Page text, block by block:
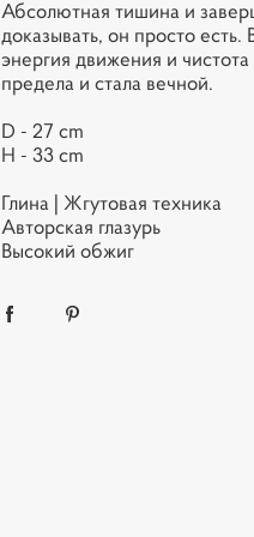
Абсолютная тишина и
доказывать, он просто
энергия движения и
предела и стала вечной.
D - 27 cm
H - 33 cm
Глина | Жгутовая техника
Авторская глазурь
Высокий обжиг